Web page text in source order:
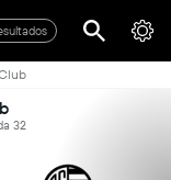
32